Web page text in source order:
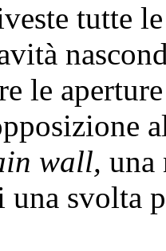
tutte
le
wall, una
una svolta